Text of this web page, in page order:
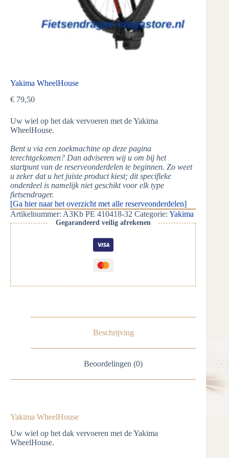
Yakima WheelHouse
€ 79,50
Uw wiel op het dak vervoeren met de Yakima
WheelHouse.
Bent u via een zoekmachine op deze pagina
terechtgekomen? Dan adviseren wij u om bij het
startpunt van de reserveonderdelen te beginnen. Zo weet
u zeker dat u het juiste product kiest; dit specifieke
onderdeel is namelijk niet geschikt voor elk type
fietsendrager.
[Ga hier naar het overzicht met alle reserveonderdelen]
Artikelnummer: A3Kb PE 410418-32 Categorie: Yakima
Gegarandeerd veilig afrekenen
Beschrijving
Beoordelingen (0)
Yakima WheelHouse
Uw wiel op het dak vervoeren met de Yakima
WheelHouse.